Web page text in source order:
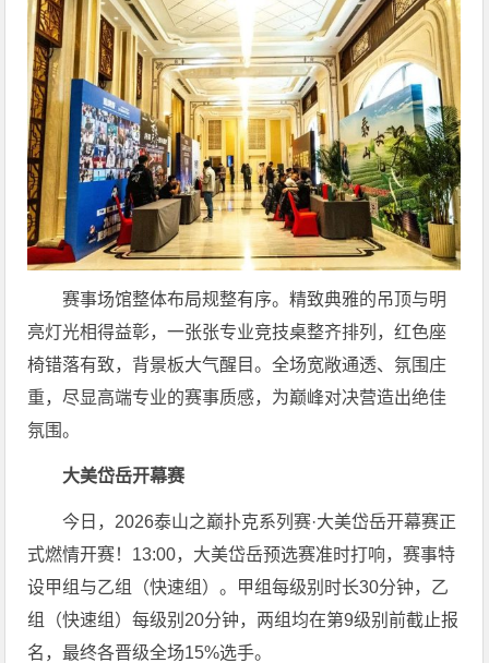
赛事场馆整体布局规整有序。精致典雅的吊顶与明
亮灯光相得益彰，一张张专业竞技桌整齐排列，红色座
椅错落有致，背景板大气醒目。全场宽敞通透、氛围庄
重，尽显高端专业的赛事质感，为巅峰对决营造出绝佳
氛围。
大美岱岳开幕赛
今日，2026泰山之巅扑克系列赛·大美岱岳开幕赛正
式燃情开赛！13:00，大美岱岳预选赛准时打响，赛事特
设甲组与乙组（快速组）。甲组每级别时长30分钟，乙
组（快速组）每级别20分钟，两组均在第9级别前截止报
名，最终各晋级全场15%选手。